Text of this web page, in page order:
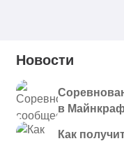
Новости
в
Как